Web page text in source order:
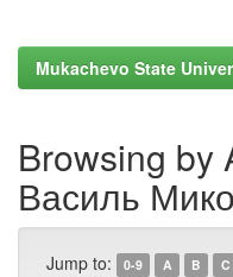
Mukachevo State
Browsing by
Василь
Jump to: 0-9 A B C